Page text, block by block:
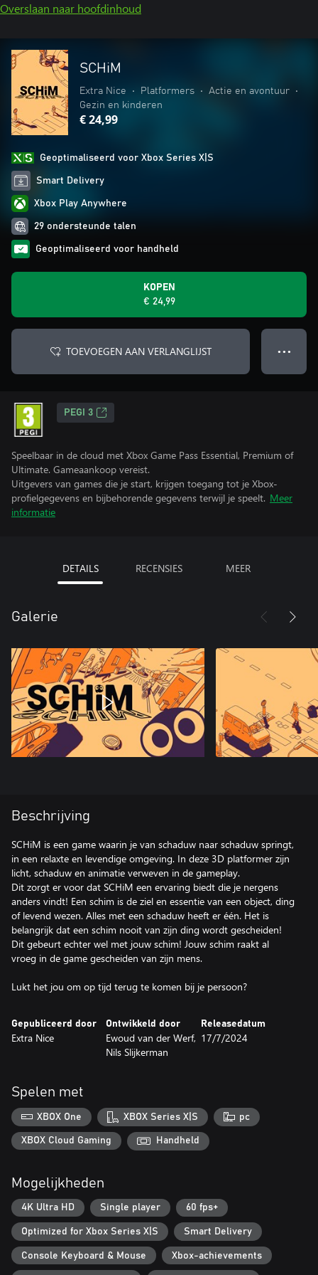
Overslaan naar hoofdinhoud
SCHiM
Extra Nice • Platformers • Actie en avontuur
•
Gezin en kinderen
€ 24,99
Geoptimaliseerd voor Xbox Series X|S
Smart Delivery
Xbox Play Anywhere
29 ondersteunde talen
Geoptimaliseerd voor handheld
KOPEN
€ 24,99
TOEVOEGEN AAN VERLANGLIJST ● ● ●
PEGI 3
Speelbaar in de cloud met Xbox Game Pass Essential, Premium of
Ultimate. Gameaankoop vereist.
Uitgevers van games die je start, krijgen toegang tot je Xbox-
profielgegevens en bijbehorende gegevens terwijl je speelt. Meer
informatie
DETAILS RECENSIES MEER
Galerie
Beschrijving
SCHiM is een game waarin je van schaduw naar schaduw springt,
in een relaxte en levendige omgeving. In deze 3D platformer zijn
licht, schaduw en animatie verweven in de gameplay.
Dit zorgt er voor dat SCHiM een ervaring biedt die je nergens
anders vindt! Een schim is de ziel en essentie van een object, ding
of levend wezen. Alles met een schaduw heeft er één. Het is
belangrijk dat een schim nooit van zijn ding wordt gescheiden!
Dit gebeurt echter wel met jouw schim! Jouw schim raakt al
vroeg in de game gescheiden van zijn mens.
Lukt het jou om op tijd terug te komen bij je persoon?
Gepubliceerd door
Extra Nice
Ontwikkeld door
Ewoud van der Werf,
Nils Slijkerman
Releasedatum
17/7/2024
Spelen met
XBOX One XBOX Series X|S pc
XBOX Cloud Gaming Handheld
Mogelijkheden
4K Ultra HD Single player 60 fps+
Optimized for Xbox Series X|S Smart Delivery
Console Keyboard & Mouse Xbox-achievements